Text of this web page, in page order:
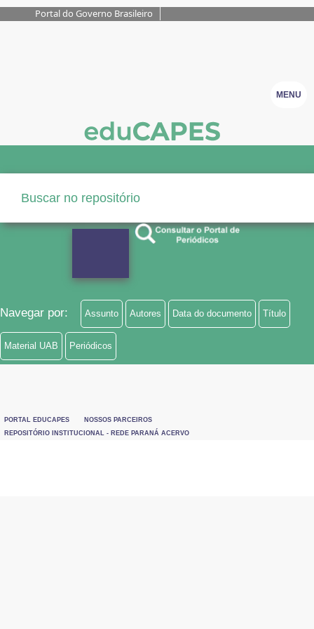
Portal do Governo Brasileiro
MENU
Navegar por: Assunto Autores Data do documento Título
Material UAB Periódicos
PORTAL EDUCAPES
NOSSOS PARCEIROS
REPOSITÓRIO INSTITUCIONAL - REDE PARANÁ ACERVO